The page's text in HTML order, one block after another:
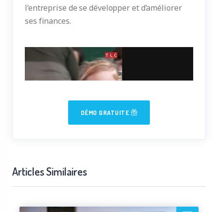
l’entreprise de se développer et d’améliorer
ses finances.
DÉMO GRATUITE
Articles Similaires